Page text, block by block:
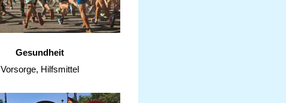
Gesundheit
Vorsorge, Hilfsmittel